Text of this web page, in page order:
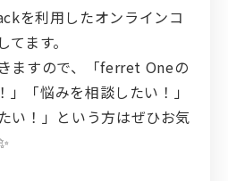
を利用したオンラインコ
ます。
ますので、「ferret Oneの
「悩みを相談したい！」
い！」という方はぜひお気